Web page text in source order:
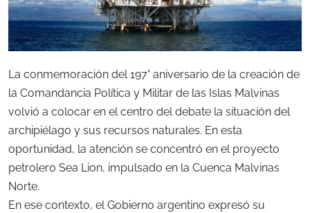
La conmemoración del 197° aniversario de la creación de
la Comandancia Política y Militar de las Islas Malvinas
volvió a colocar en el centro del debate la situación del
archipiélago y sus recursos naturales. En esta
oportunidad, la atención se concentró en el proyecto
petrolero Sea Lion, impulsado en la Cuenca Malvinas
Norte.
En ese contexto, el Gobierno argentino expresó su